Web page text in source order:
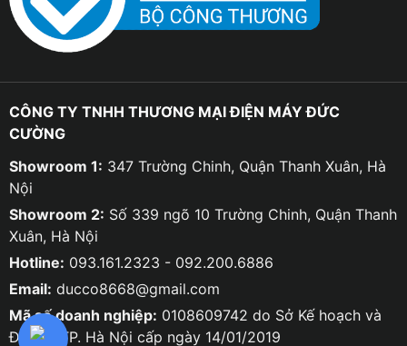
CÔNG TY TNHH THƯƠNG MẠI ĐIỆN MÁY ĐỨC
CƯỜNG
Showroom 1: 347 Trường Chinh, Quận Thanh Xuân, Hà
Nội
Showroom 2: Số 339 ngõ 10 Trường Chinh, Quận Thanh
Xuân, Hà Nội
Hotline: 093.161.2323 - 092.200.6886
Email: ducco8668@gmail.com
Mã số doanh nghiệp: 0108609742 do Sở Kế hoạch và
Đầu tư TP. Hà Nội cấp ngày 14/01/2019